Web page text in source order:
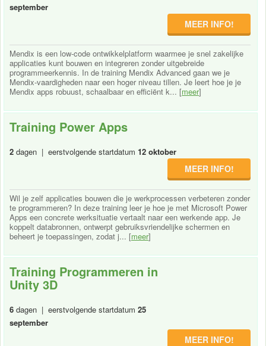
september
MEER INFO!
Mendix is een low-code ontwikkelplatform waarmee je snel zakelijke
applicaties kunt bouwen en integreren zonder uitgebreide
programmeerkennis. In de training Mendix Advanced gaan we je
Mendix-vaardigheden naar een hoger niveau tillen. Je leert hoe je je
Mendix apps robuust, schaalbaar en efficiënt k... [meer]
Training Power Apps
2 dagen | eerstvolgende startdatum 12 oktober
MEER INFO!
Wil je zelf applicaties bouwen die je werkprocessen verbeteren zonder
te programmeren? In deze training leer je hoe je met Microsoft Power
Apps een concrete werksituatie vertaalt naar een werkende app. Je
koppelt databronnen, ontwerpt gebruiksvriendelijke schermen en
beheert je toepassingen, zodat j... [meer]
Training Programmeren in
Unity 3D
6 dagen | eerstvolgende startdatum 25
september
MEER INFO!